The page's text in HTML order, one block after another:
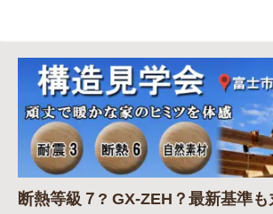
断熱等級７? GX-ZEH？最新基準